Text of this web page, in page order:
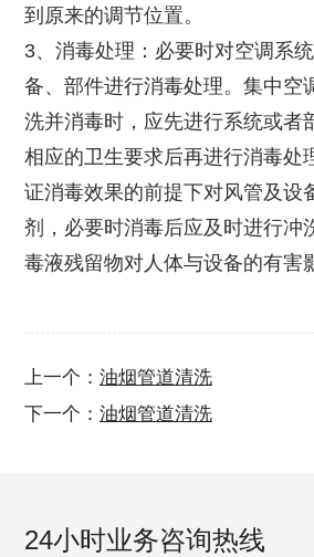
到原来的调节位置。
3、消毒处理：必要时对空调系
备、部件进行消毒处理。集中空
洗并消毒时，应先进行系统或者
相应的卫生要求后再进行消毒处
证消毒效果的前提下对风管及设
剂，必要时消毒后应及时进行冲
毒液残留物对人体与设备的有害
上一个： 油烟管道清洗
下一个： 油烟管道清洗
24小时业务咨询热线